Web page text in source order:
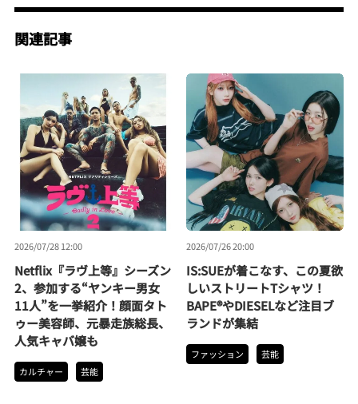
関連記事
2026/07/28 12:00
Netflix『ラヴ上等』シーズン
2、参加する“ヤンキー男女
11人”を一挙紹介！顔面タト
ゥー美容師、元暴走族総長、
人気キャバ嬢も
カルチャー 芸能
2026/07/26 20:00
IS:SUEが着こなす、この夏欲
しいストリートTシャツ！
BAPE®やDIESELなど注目ブ
ランドが集結
ファッション 芸能